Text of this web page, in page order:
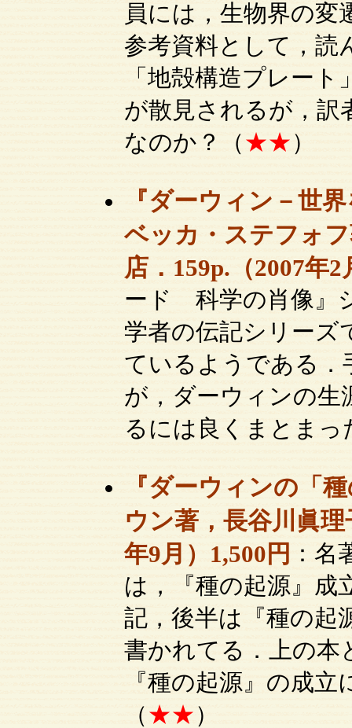
員には，生物界の
参考資料として，読
「地殻構造プレー
が散見されるが，訳
なのか？（★★）
『ダーウィン－世
ベッカ・ステフォ
店．159p.（2007年2
ード 科学の肖像』
学者の伝記シリーズ
ているようである
が，ダーウィンの生
るには良くまとま
『ダーウィンの「
ウン著，長谷川眞
年9月）1,500円 ：
は，『種の起源』成
記，後半は『種の起
書かれてる．上の本
『種の起源』の成
（★★）